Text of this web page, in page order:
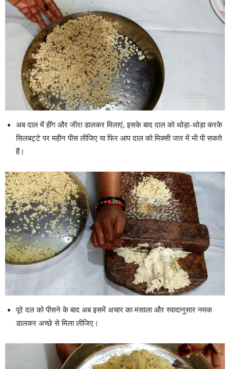
अब दाल में हींग और जीरा डालकर मिलाएं, इसके बाद दाल को थोड़ा-थोड़ा करके
सिलबट्टे पर महीन पीस लीजिए या फिर आप दाल को मिक्सी जार में भी पी सकते
हैं।
पूरे दल को पीसने के बाद अब इसमें अचार का मसाला और स्वादानुसार नमक
डालकर अच्छे से मिला लीजिए।